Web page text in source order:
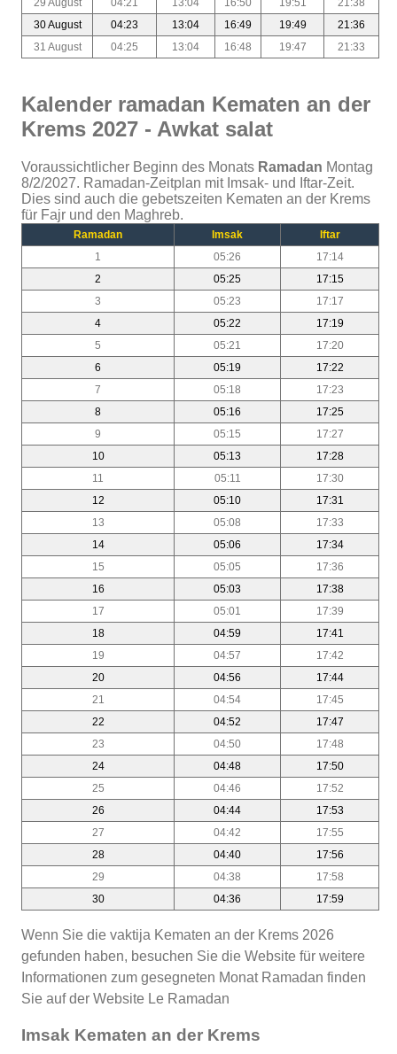
30 August
04:23 13:04 16:49 19:49
21:36
31 August
04:25 13:04 16:48 19:47 21:33
Kalender ramadan Kematen an der
Krems 2027 - Awkat salat
Voraussichtlicher Beginn des Monats Ramadan Montag
8/2/2027. Ramadan-Zeitplan mit Imsak- und Iftar-Zeit.
Dies sind auch die gebetszeiten Kematen an der Krems
für Fajr und den Maghreb.
Ramadan Imsak
Iftar
1
05:26
17:14
2
05:25
17:15
3
05:23
17:17
4
05:22
17:19
5
05:21
17:20
6
05:19
17:22
7
05:18
17:23
8
05:16
17:25
9
05:15
17:27
10
05:13
17:28
11
05:11
17:30
12
05:10
17:31
13
05:08
17:33
14
05:06
17:34
15
05:05
17:36
16
05:03
17:38
17
05:01
17:39
18
04:59
17:41
19
04:57
17:42
20
04:56
17:44
21
04:54
17:45
22
04:52
17:47
23
04:50
17:48
24
04:48
17:50
25
04:46
17:52
26
04:44
17:53
27
04:42
17:55
28
04:40
17:56
29
04:38
17:58
30
04:36 17:59
Wenn Sie die vaktija Kematen an der Krems 2026
gefunden haben, besuchen Sie die Website für weitere
Informationen zum gesegneten Monat Ramadan finden
Sie auf der Website Le Ramadan
Imsak Kematen an der Krems